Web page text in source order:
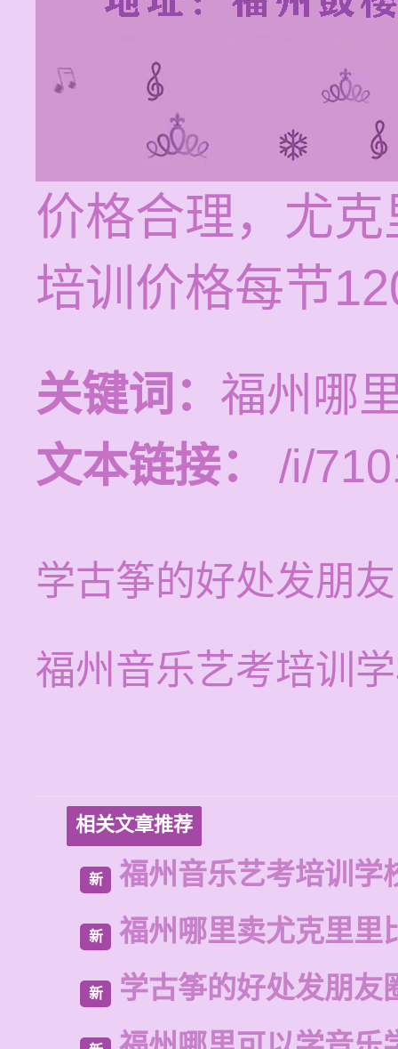
价格合理，尤
培训价格每节
关键词： 福州哪
文本链接：
/i/
学古筝的好处发朋
福州音乐艺考培训
相关文章推荐
新 福州音乐艺考培训学
新 福州哪里卖尤克里里
新 学古筝的好处发朋友